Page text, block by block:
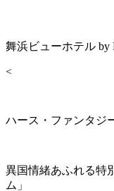
舞浜ビューホテル
<
ハース・ファンタジ
異国情緒あふれる特
ム」